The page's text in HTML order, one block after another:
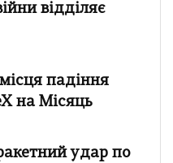
відділяє
падіння
на Місяць
удар по